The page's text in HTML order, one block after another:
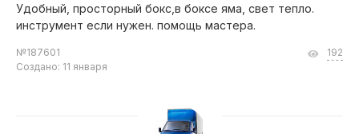
Удобный, просторный бокс,в боксе яма, свет тепло.
инструмент если нужен. помощь мастера.
№187601
Создано: 11 января
192